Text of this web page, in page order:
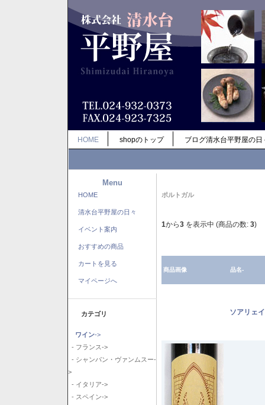
HOME shopのトップ ブログ清水台平野屋の日
Menu
HOME
清水台平野屋の日々
イベント案内
おすすめの商品
カートを見る
マイページへ
カテゴリ
ワイン->
- フランス->
- シャンパン・ヴァンムスー-
>
- イタリア->
- スペイン->
ポルトガル
1から3 を表示中 (商品の数: 3)
商品画像 品名-
ソアリェ